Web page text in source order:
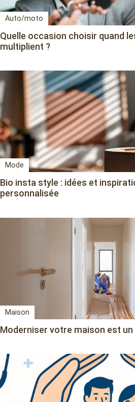
Auto/moto
Quelle occasion choisir quand
multiplient ?
Mode
Bio insta style : idées et
personnalisée
Maison
Moderniser votre maison est